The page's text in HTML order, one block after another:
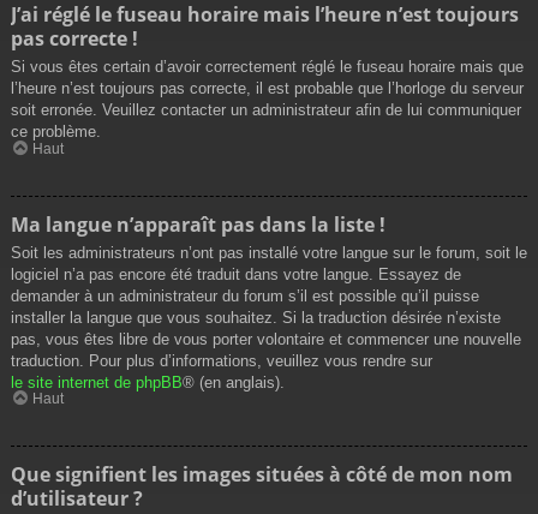
J’ai réglé le fuseau horaire mais l’heure n’est toujours
pas correcte !
Si vous êtes certain d’avoir correctement réglé le fuseau horaire mais que
l’heure n’est toujours pas correcte, il est probable que l’horloge du serveur
soit erronée. Veuillez contacter un administrateur afin de lui communiquer
ce problème.
Haut
Ma langue n’apparaît pas dans la liste !
Soit les administrateurs n’ont pas installé votre langue sur le forum, soit le
logiciel n’a pas encore été traduit dans votre langue. Essayez de
demander à un administrateur du forum s’il est possible qu’il puisse
installer la langue que vous souhaitez. Si la traduction désirée n’existe
pas, vous êtes libre de vous porter volontaire et commencer une nouvelle
traduction. Pour plus d’informations, veuillez vous rendre sur
le site internet de phpBB® (en anglais).
Haut
Que signifient les images situées à côté de mon nom
d’utilisateur ?